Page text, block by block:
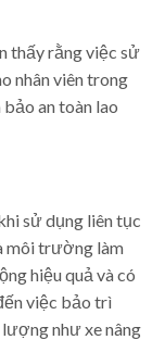
thấy rằng việc sử
nhân viên trong
an toàn lao
sử dụng liên tục
môi trường làm
hiệu quả và có
việc bảo trì
như xe nâng